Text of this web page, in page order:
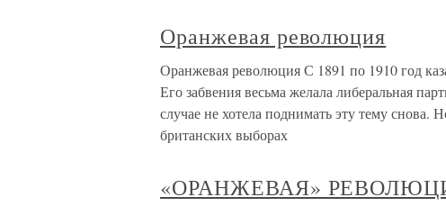
Оранжевая революция
Оранжевая революция С 1891 по 1910 год
Его забвения весьма желала либеральная
случае не хотела поднимать эту тему
британских выборах
«ОРАНЖЕВАЯ»